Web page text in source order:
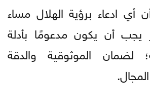
أي ادعاء برؤية الهلال مساء
يجب أن يكون مدعومًا بأدلة
لضمان الموثوقية والدقة